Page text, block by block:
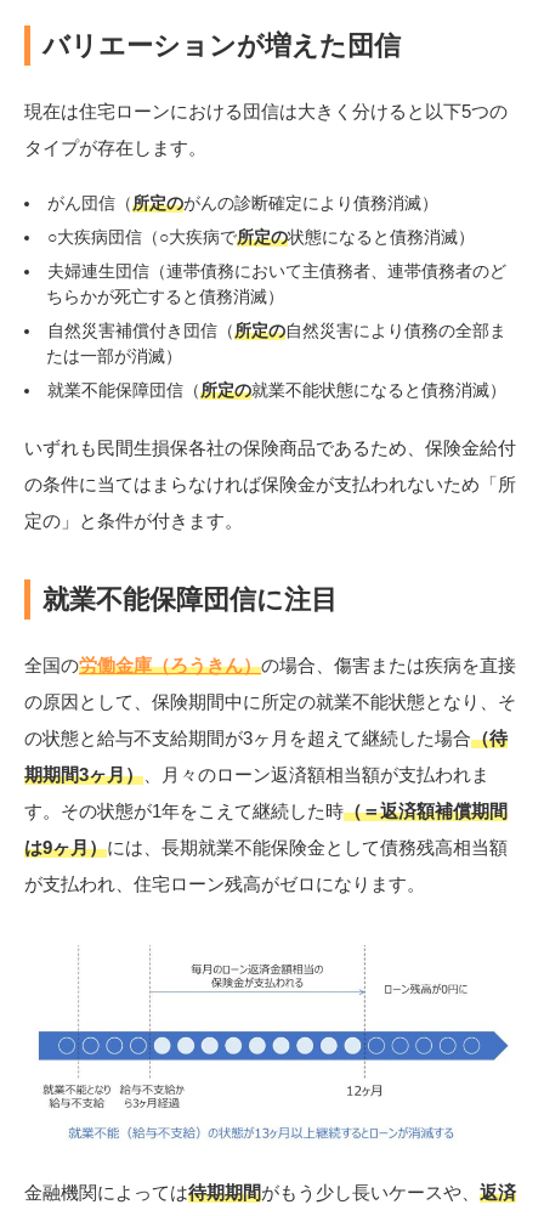
バリエーションが増えた団信
現在は住宅ローンにおける団信は大きく分けると以下5つの
タイプが存在します。
がん団信（所定のがんの診断確定により債務消滅）
○大疾病団信（○大疾病で所定の状態になると債務消滅）
夫婦連生団信（連帯債務において主債務者、連帯債務者のど
ちらかが死亡すると債務消滅）
自然災害補償付き団信（所定の自然災害により債務の全部ま
たは一部が消滅）
就業不能保障団信（所定の就業不能状態になると債務消滅）
いずれも民間生損保各社の保険商品であるため、保険金給付
の条件に当てはまらなければ保険金が支払われないため「所
定の」と条件が付きます。
就業不能保障団信に注目
全国の労働金庫（ろうきん）の場合、傷害または疾病を直接
の原因として、保険期間中に所定の就業不能状態となり、そ
の状態と給与不支給期間が3ヶ月を超えて継続した場合（待
期期間3ヶ月） 、月々のローン返済額相当額が支払われま
す。その状態が1年をこえて継続した時（＝返済額補償期間
は9ヶ月）には、長期就業不能保険金として債務残高相当額
が支払われ、住宅ローン残高がゼロになります。
金融機関によっては待期期間がもう少し長いケースや、 返済